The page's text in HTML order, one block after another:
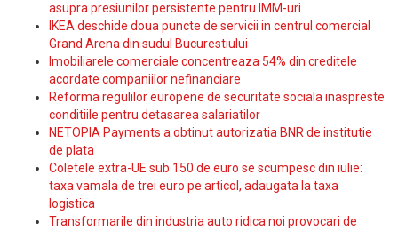
asupra presiunilor persistente pentru IMM-uri
IKEA deschide doua puncte de servicii in centrul comercial
Grand Arena din sudul Bucurestiului
Imobiliarele comerciale concentreaza 54% din creditele
acordate companiilor nefinanciare
Reforma regulilor europene de securitate sociala inaspreste
conditiile pentru detasarea salariatilor
NETOPIA Payments a obtinut autorizatia BNR de institutie
de plata
Coletele extra-UE sub 150 de euro se scumpesc din iulie:
taxa vamala de trei euro pe articol, adaugata la taxa
logistica
Transformarile din industria auto ridica noi provocari de